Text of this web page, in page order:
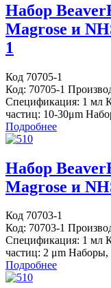
Набор
Magrose и
1
Код 70705-1
Код: 70705-1
Спецификация: 1 мл
частиц: 10-30μm
Подробнее
Набор
Magrose и
Код 70703-1
Код: 70703-1
Спецификация: 1 мл
частиц: 2 μm
Подробнее